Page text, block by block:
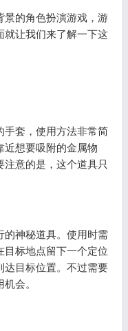
景的角色扮演游戏，游
就让我们来了解一下这
手套，使用方法非常简
近想要吸附的金属物
意的是，这个道具只
的神秘道具。使用时需
目标地点留下一个定位
达目标位置。不过需要
会。